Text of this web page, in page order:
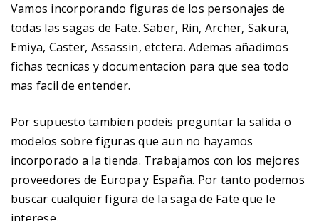
Vamos incorporando figuras de los personajes de
todas las sagas de Fate. Saber, Rin, Archer, Sakura,
Emiya, Caster, Assassin, etctera. Ademas añadimos
fichas tecnicas y documentacion para que sea todo
mas facil de entender.
Por supuesto tambien podeis preguntar la salida o
modelos sobre figuras que aun no hayamos
incorporado a la tienda. Trabajamos con los mejores
proveedores de Europa y España. Por tanto podemos
buscar cualquier figura de la saga de Fate que le